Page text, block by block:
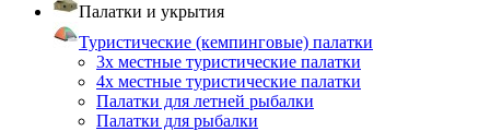
Палатки и укрытия
Туристические (кемпинговые) палатки
3х местные туристические палатки
4х местные туристические палатки
Палатки для летней рыбалки
Палатки для рыбалки